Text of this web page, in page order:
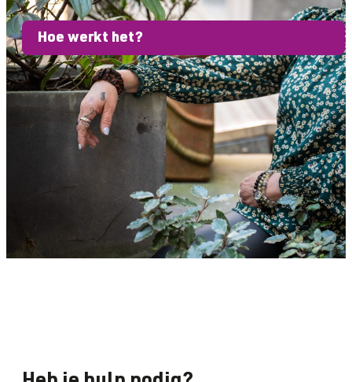
Hoe werkt het?